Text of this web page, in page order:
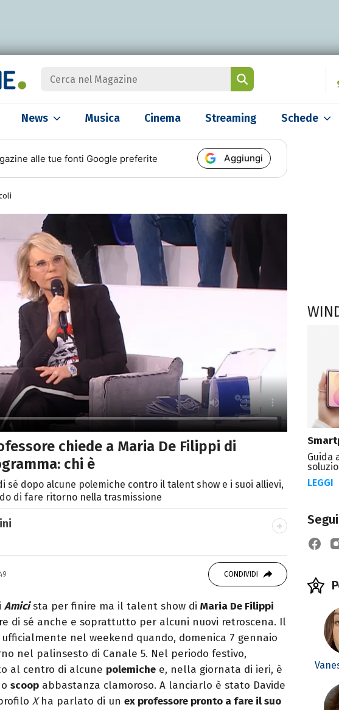
News Musica Cinema Streaming Schede
alle tue fonti Google preferite Aggiungi
chiede a Maria De Filippi di
chi è
sé dopo alcune polemiche contro il talent show e i suoi allievi,
di fare ritorno nella trasmissione
smania di viaggi e passione per i cartoni (della pizza
CONDIVIDI
Amicista per finire ma il talent show di Maria De Filippi
di sé anche e soprattutto per alcuni nuovi retroscena. Il
nel weekend quando, domenica 7 gennaio
nel palinsesto di Canale 5. Nel periodo festivo,
al centro di alcune polemiche e, nella giornata di ieri, è
scoop abbastanza clamoroso. A lanciarlo è stato Davide
Xha parlato di un ex professore pronto a fare il suo
Guida
LEGGI